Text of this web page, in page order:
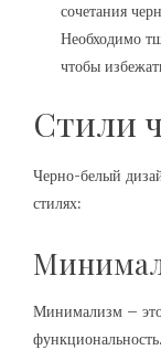
сочетания
Необходимо
чтобы
Стили
Черно-белый
стилях:
Минимализм – это